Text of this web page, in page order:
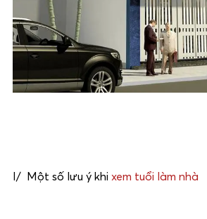
I/ Một số lưu ý khi xem tuổi làm nhà